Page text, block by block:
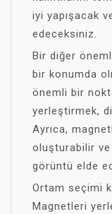
iyi yapışacak
edeceksiniz.
Bir diğer
bir konumda
önemli bir
yerleştirmek,
Ayrıca,
oluşturabilir
görüntü elde
Ortam seçimi
Magnetleri